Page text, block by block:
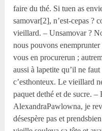
faire du thé. Si tuen as
samovar[2], n’est-cepas ?
vieillard. – Unsamovar ?
nous pouvons
vous en procurerun ;
aussi à lapetite qu’il ne
c’esthonteux. Le vieillard
paquet dethé et de sucre.
AlexandraPawlowna, je
désespère pas et